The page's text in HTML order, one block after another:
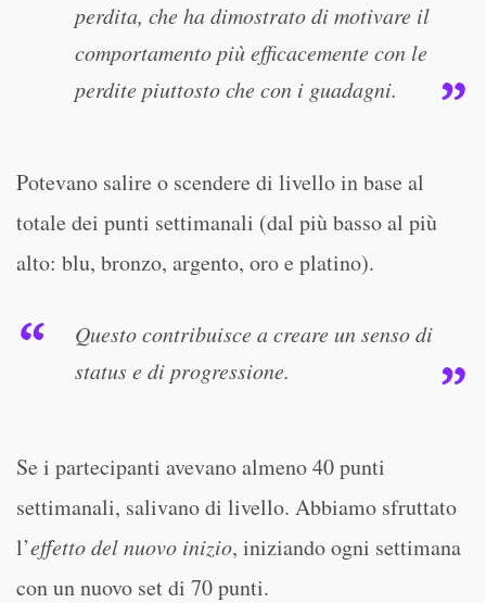
perdita, che ha dimostrato di motivare il
comportamento più efficacemente con le
perdite piuttosto che con i guadagni.
Potevano salire o scendere di livello in base al
totale dei punti settimanali (dal più basso al più
alto: blu, bronzo, argento, oro e platino).
Questo contribuisce a creare un senso di
status e di progressione.
Se i partecipanti avevano almeno 40 punti
settimanali, salivano di livello. Abbiamo sfruttato
l’effetto del nuovo inizio, iniziando ogni settimana
con un nuovo set di 70 punti.